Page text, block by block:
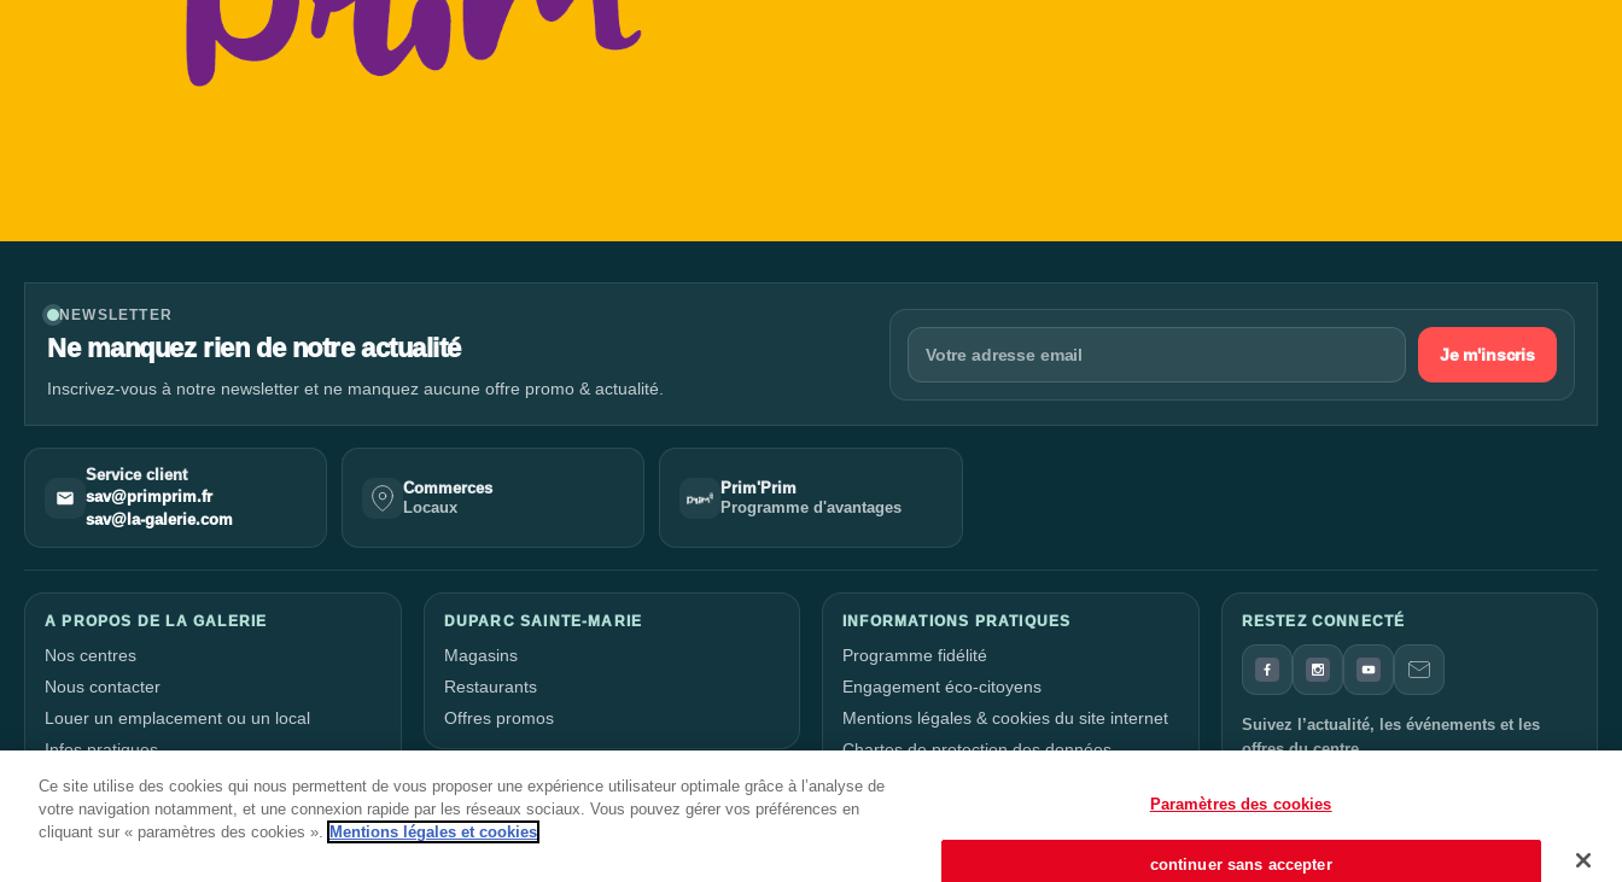
NEWSLETTER
Ne manquez rien de notre actualité
Inscrivez-vous à notre newsletter et ne manquez aucune offre promo & actualité.
Je m'inscris
Service client
sav@primprim.fr
sav@la-galerie.com
Commerces
Locaux
Prim'Prim
Programme d'avantages
A PROPOS DE LA GALERIE
Nos centres
Nous contacter
Louer un emplacement ou un local
Infos pratiques
Offres d’emploi
Horaires et accès
Plan du centre
DUPARC SAINTE-MARIE
Magasins
Restaurants
Offres promos
INFORMATIONS PRATIQUES
Programme fidélité
Engagement éco-citoyens
Mentions légales & cookies du site internet
Chartes de protection des données
Gestion de vos données personnelles
RESTEZ CONNECTÉ
Suivez l’actualité, les événements et les
offres du centre.
Ce site utilise des cookies qui nous permettent de vous proposer une expérience utilisateur optimale grâce à l’analyse de
votre navigation notamment, et une connexion rapide par les réseaux sociaux. Vous pouvez gérer vos préférences en
cliquant sur « paramètres des cookies ». Mentions légales et cookies
Paramètres des cookies
continuer sans accepter